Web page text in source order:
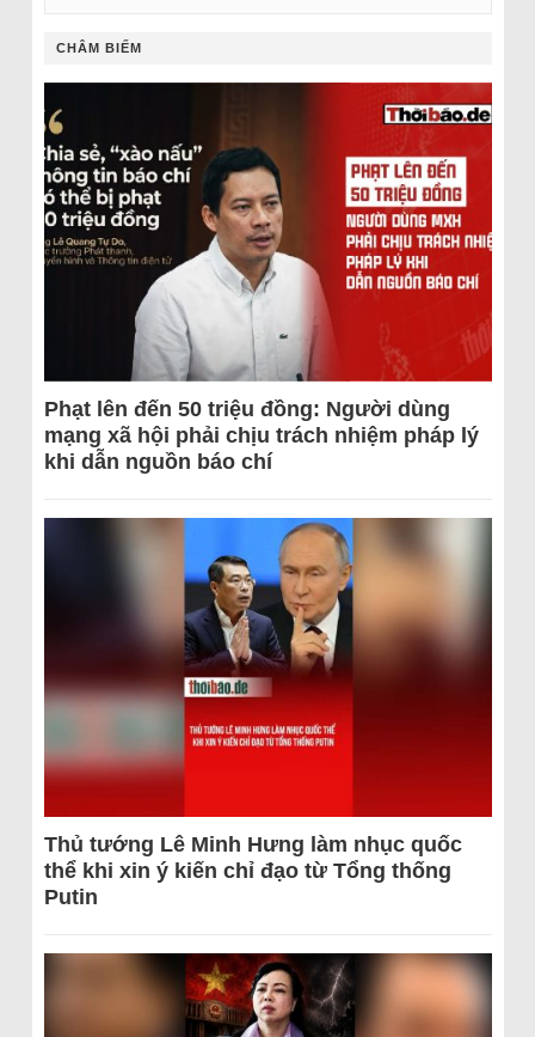
CHÂM BIẾM
Phạt lên đến 50 triệu đồng: Người dùng
mạng xã hội phải chịu trách nhiệm pháp lý
khi dẫn nguồn báo chí
Thủ tướng Lê Minh Hưng làm nhục quốc
thể khi xin ý kiến chỉ đạo từ Tổng thống
Putin